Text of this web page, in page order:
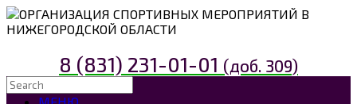
ОРГАНИЗАЦИЯ СПОРТИВНЫХ МЕРОПРИЯТИЙ В
НИЖЕГОРОДСКОЙ ОБЛАСТИ
8 (831) 231-01-01 (доб. 309)